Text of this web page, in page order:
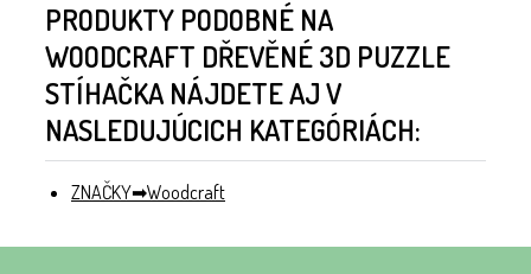
PRODUKTY PODOBNÉ NA
WOODCRAFT DŘEVĚNÉ 3D PUZZLE
STÍHAČKA NÁJDETE AJ V
NASLEDUJÚCICH KATEGÓRIÁCH:
ZNAČKY Woodcraft